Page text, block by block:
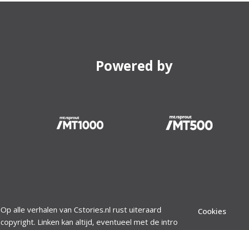
Powered by
Op alle verhalen van Cstories.nl rust uiteraard
copyright. Linken kan altijd, eventueel met de intro
Cookies